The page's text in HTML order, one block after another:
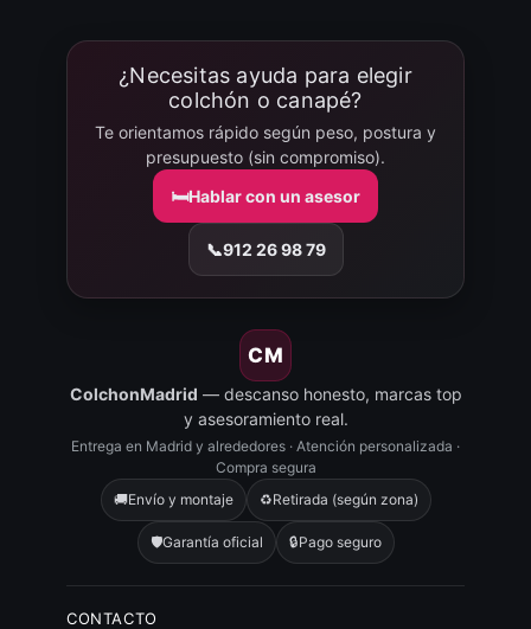
¿Necesitas ayuda para elegir
colchón o canapé?
Te orientamos rápido según peso, postura y
presupuesto (sin compromiso).
🛏️Hablar con un asesor
📞912 26 98 79
CM
ColchonMadrid — descanso honesto, marcas top
y asesoramiento real.
Entrega en Madrid y alrededores · Atención personalizada ·
Compra segura
🚚Envío y montaje ♻️Retirada (según zona)
🛡️Garantía oficial 🔒Pago seguro
CONTACTO